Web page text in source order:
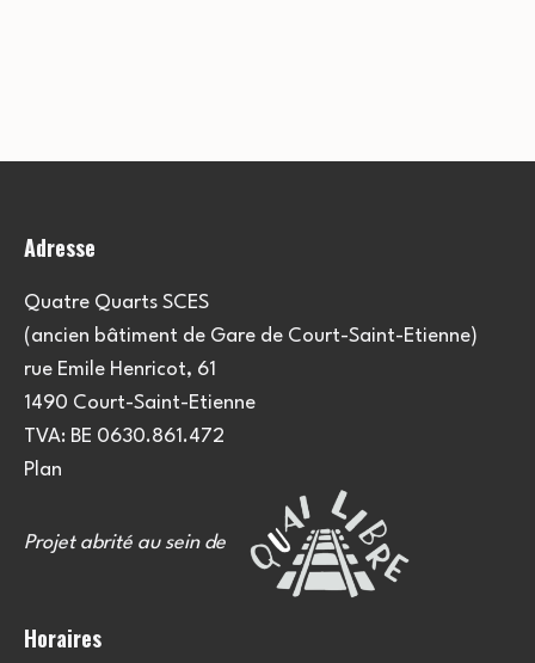
Adresse
Quatre Quarts SCES
(ancien bâtiment de Gare de Court-Saint-Etienne)
rue Emile Henricot, 61
1490 Court-Saint-Etienne
TVA: BE 0630.861.472
Plan
Projet abrité au sein de
Horaires